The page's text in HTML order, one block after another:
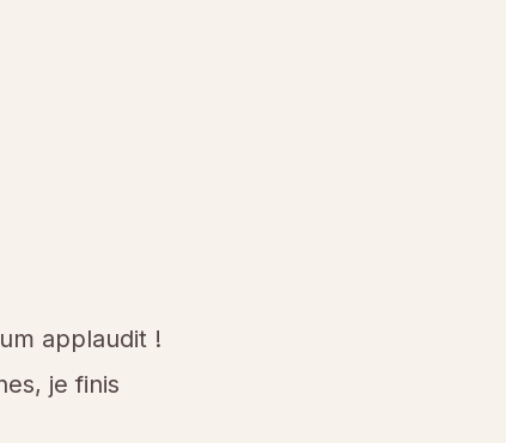
applaudit !
je finis